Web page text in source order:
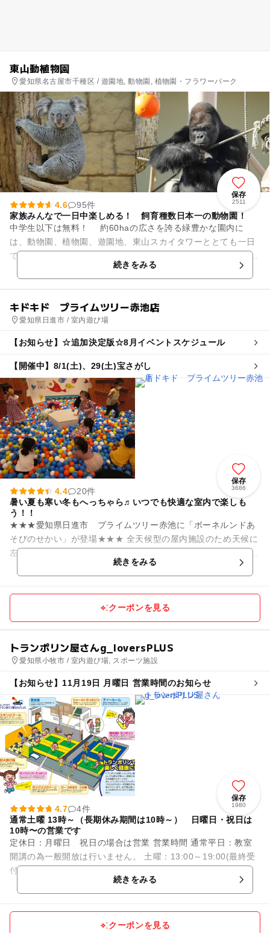
東山動植物園
愛知県名古屋市千種区 / 遊園地, 動物園, 植物園・フラワーパーク
保存
2511
4.6
95件
家族みんなで一日中楽しめる！ 飼育種数日本一の動物園！
中学生以下は無料！ 約60haの広さを誇る緑豊かな園内に
は、動物園、植物園、遊園地、東山スカイタワーととても一日
では観て回れないほど様々な魅力にあふれています。 動物園
続きをみる
キドキド プライムツリー赤池店
愛知県日進市 / 室内遊び場
【お知らせ】☆追加決定版☆8月イベントスケジュール
【開催中】8/1(土)、29(土)宝さがし
保存
3686
4.4
20件
暑い夏も寒い冬もへっちゃら♬いつでも快適な室内で楽しも
う！！
★★★愛知県日進市 プライムツリー赤池に「ボーネルンドあ
そびのせかい」が登場★★★ 全天候型の屋内施設のため天候に
左右されることなく、一日中遊ぶことが可能です。 お友達やご
続きをみる
クーポンを見る
トランポリン屋さんg_loversPLUS
愛知県小牧市 / 室内遊び場, スポーツ施設
【お知らせ】11月19日 月曜日 営業時間のお知らせ
保存
1980
4.7
4件
通常土曜 13時～（長期休み期間は10時～） 日曜日・祝日は
10時〜の営業です
定休日：月曜日 祝日の場合は営業 営業時間 通常平日：教室
開講の為一般開放は行いません。 土曜：13:00～19:00(最終受
付18:00) 日祝日：10:00～19:00(最終受付18...
続きをみる
クーポンを見る